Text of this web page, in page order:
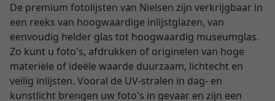
De premium fotolijsten van Nielsen zijn verkrijgbaar in
een reeks van hoogwaardige inlijstglazen, van
eenvoudig helder glas tot hoogwaardig museumglas.
Zo kunt u foto's, afdrukken of originelen van hoge
materiële of ideële waarde duurzaam, lichtecht en
veilig inlijsten. Vooral de UV-stralen in dag- en
kunstlicht brengen uw foto's in gevaar en zijn een